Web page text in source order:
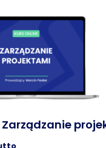
Zarządzanie